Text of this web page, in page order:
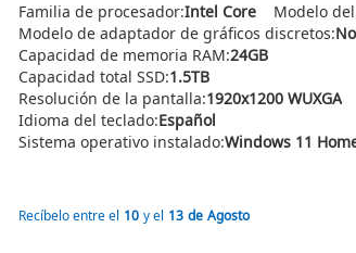
Familia de procesador:Intel Core Modelo
Modelo de adaptador de gráficos discretos:
Capacidad de memoria RAM:24GB
Capacidad total SSD:1.5TB
Resolución de la pantalla:1920x1200 WUXGA
Idioma del teclado:Español
Sistema operativo instalado:Windows 11
Recíbelo entre el 10 y el 13 de Agosto